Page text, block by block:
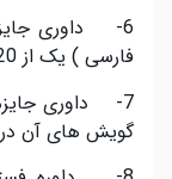
6- داوری
فارسی ) یک از 20 داور دوره ای 1391
7- داوری
گویش های آن